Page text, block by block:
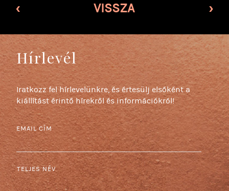
‹ VISSZA ›
Hírlevél
Iratkozz fel hírlevelünkre, és értesülj elsőként a
kiállítást érintő hírekről és információkról!
EMAIL CÍM
TELJES NÉV